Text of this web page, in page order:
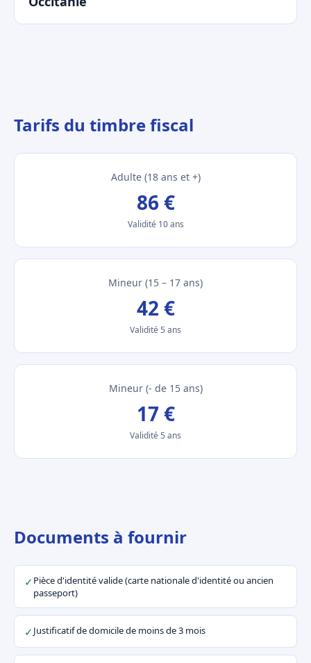
Tarifs du timbre fiscal
Adulte (18 ans et +)
86 €
Validité 10 ans
Mineur (15 – 17 ans)
42 €
Validité 5 ans
Mineur (- de 15 ans)
17 €
Validité 5 ans
Documents à fournir
✓ Pièce d'identité valide (carte nationale d'identité ou ancien
passeport)
✓Justificatif de domicile de moins de 3 mois